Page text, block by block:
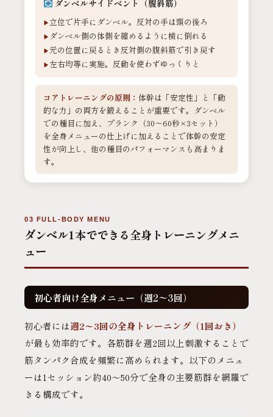
ダンベルサイドベント（腹斜筋）
立位で片手にダンベル。反対の手は頭の後ろ
ダンベル側の体側を縮めるように横に倒れる
元の位置に戻るとき反対側の腹斜筋で引き戻す
左右均等に実施。反動を使わずゆっくりと
コアトレーニングの原則： 体幹は「安定性」と「動
的な力」の両方を鍛えることが重要です。ダンベル
での種目に加え、プランク（30〜60秒×3セット）
を全身メニューの仕上げに加えることで体幹の安定
性が向上し、他の種目のパフォーマンスも高まりま
す。
03 FULL-BODY MENU
ダンベル1本でできる全身トレーニングメニ
ュー
初心者向け全身メニュー（週2〜3回）
初心者には週2〜3回の全身トレーニング（1回おき）
が最も効率的です。各筋群を週2回以上刺激することで
筋タンパク合成を頻繁に高められます。以下のメニュ
ーは1セッション約40〜50分で全身の主要筋群を網羅で
きる構成です。